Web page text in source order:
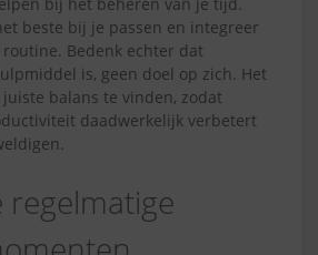
beste bij je passen en integreer
Bedenk echter dat
is, geen doel op zich. Het
balans te vinden, zodat
daadwerkelijk verbetert
regelmatige